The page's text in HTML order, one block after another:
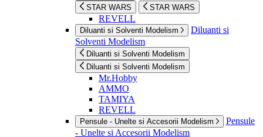
STAR WARS STAR WARS
REVELL
Diluanti si Solventi Modelism
Diluanti si
Solventi Modelism
Diluanti si Solventi Modelism
Diluanti si Solventi Modelism
Mr.Hobby
AMMO
TAMIYA
REVELL
Pensule - Unelte si Accesorii Modelism
Pensule
- Unelte si Accesorii Modelism